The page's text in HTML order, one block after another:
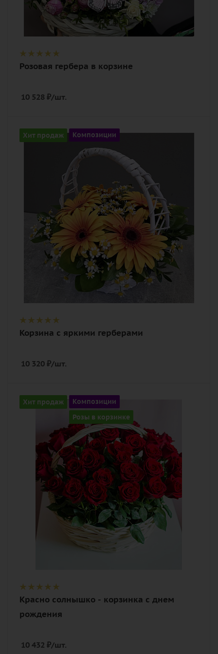
Розовая гербера в корзине
10 528 ₽/шт.
Хит продаж Композиции
Цвет
белый, малиновый, розовый, яркий
гербера макси, танацетум (полевая
ромашка), зелень, оазис, корзина
Корзина с яркими герберами
10 320 ₽/шт.
Хит продаж Композиции
Розы в корзинке
Количество
41
алый, бордовый, красный, чайный
Описание
роза, оазис, корзина
Красно солнышко - корзинка с днем
рождения
10 432 ₽/шт.